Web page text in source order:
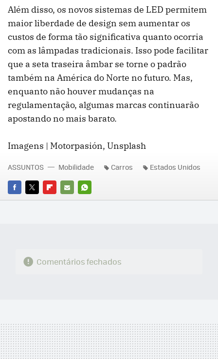
Além disso, os novos sistemas de LED permitem
maior liberdade de design sem aumentar os
custos de forma tão significativa quanto ocorria
com as lâmpadas tradicionais. Isso pode facilitar
que a seta traseira âmbar se torne o padrão
também na América do Norte no futuro. Mas,
enquanto não houver mudanças na
regulamentação, algumas marcas continuarão
apostando no mais barato.
Imagens | Motorpasión, Unsplash
FACEBOOK
TWITTERFLIPBOARD
E-
WHATSAPP
ASSUNTOS Mobilidade Carros Estados Unidos
Comentários fechados